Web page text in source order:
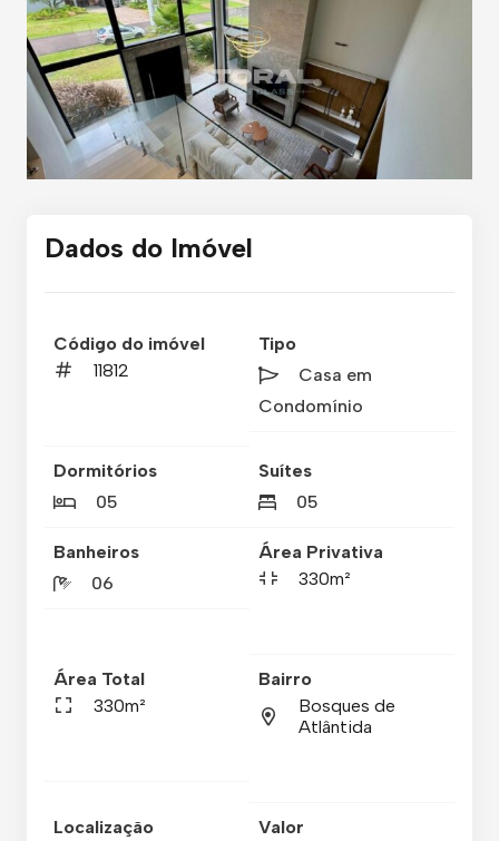
Dados do Imóvel
Código do imóvel
11812
Tipo
Casa em
Condomínio
Dormitórios
05
Suítes
05
Banheiros
06
Área Privativa
330m²
Área Total
330m²
Bairro
Bosques de
Atlântida
Localização
Valor